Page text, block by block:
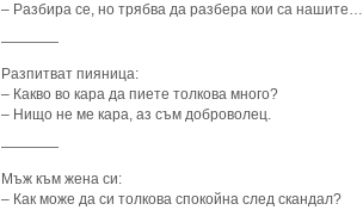
– Разбира се, но трябва да разбера кои са нашите…
————
Разпитват пияница:
– Какво во кара да пиете толкова много?
– Нищо не ме кара, аз съм доброволец.
————
Мъж към жена си:
– Как може да си толкова спокойна след скандал?